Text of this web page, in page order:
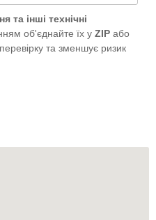
та інші технічні
об'єднайте їх уZIP або
та зменшує ризик